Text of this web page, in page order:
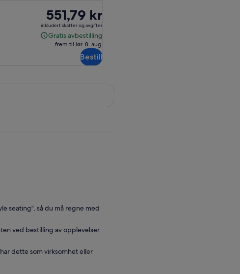
Prisen
er
551,79 kr
551,79 kr
inkludert skatter og avgifter
Gratis avbestilling
Gratis
frem til lør. 8. aug.
Bestill
seating", så du må regne med
ved bestilling av opplevelser.
dette som virksomhet eller